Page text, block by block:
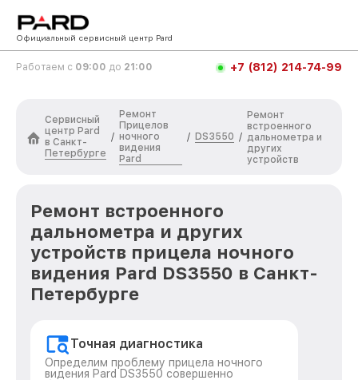
Официальный сервисный центр Pard
Работаем с 09:00 до 21:00 +7 (812) 214-74-99
Сервисный
центр Pard
в Санкт-
Петербурге
/
Ремонт
Прицелов
ночного
видения
Pard
/ DS3550 /
Ремонт
встроенного
дальнометра и
других
устройств
Ремонт встроенного
дальнометра и других
устройств прицела ночного
видения Pard DS3550 в Санкт-
Петербурге
Точная диагностика
Определим проблему прицела ночного
видения Pard DS3550 совершенно